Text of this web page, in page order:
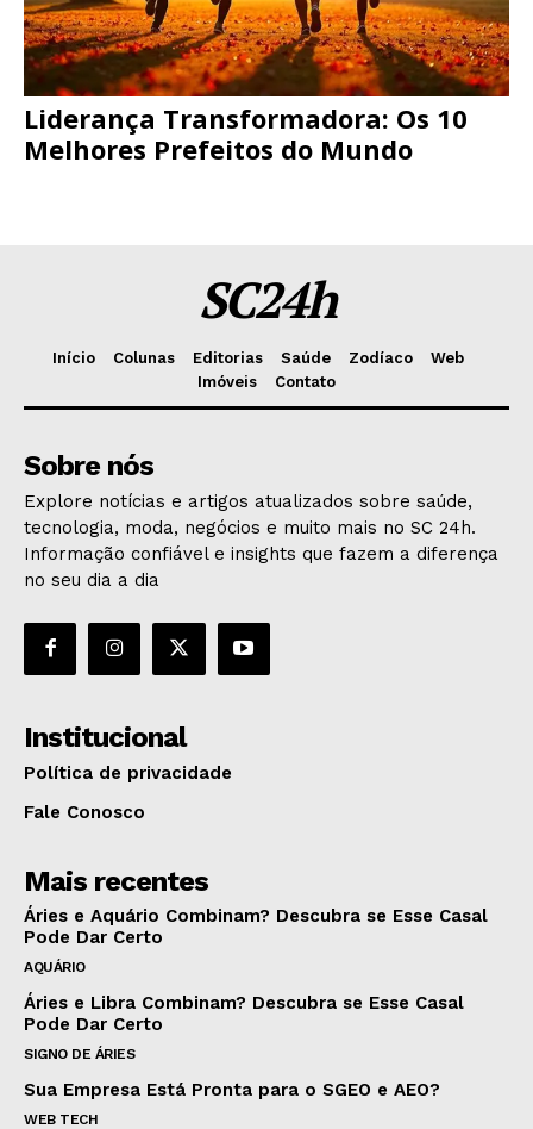
Liderança Transformadora: Os 10
Melhores Prefeitos do Mundo
SC24h
Início Colunas Editorias Saúde Zodíaco
Web
Imóveis
Contato
Sobre nós
Explore notícias e artigos atualizados sobre saúde,
tecnologia, moda, negócios e muito mais no SC 24h.
Informação confiável e insights que fazem a diferença
no seu dia a dia
Institucional
Política de privacidade
Fale Conosco
Mais recentes
Áries e Aquário Combinam? Descubra se Esse Casal
Pode Dar Certo
AQUÁRIO
Áries e Libra Combinam? Descubra se Esse Casal
Pode Dar Certo
SIGNO DE ÁRIES
Sua Empresa Está Pronta para o SGEO e AEO?
WEB TECH